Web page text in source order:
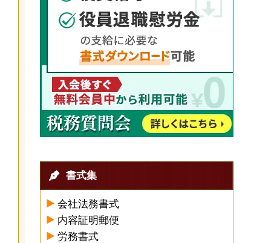
書式集
会社法務書式
内容証明郵便
労務書式